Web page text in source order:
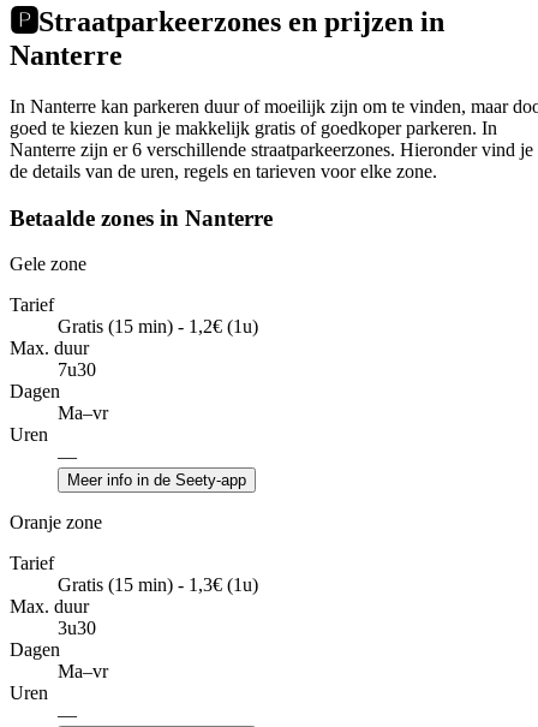
🅿️Straatparkeerzones en prijzen in
Nanterre
In Nanterre kan parkeren duur of moeilijk zijn om te vinden, maar
goed te kiezen kun je makkelijk gratis of goedkoper parkeren. In
Nanterre zijn er 6 verschillende straatparkeerzones. Hieronder vind je
de details van de uren, regels en tarieven voor elke zone.
Betaalde zones in Nanterre
Gele zone
Tarief
Gratis (15 min) - 1,2€ (1u)
Max. duur
7u30
Dagen
Ma–vr
Uren
—
Meer info in de Seety-app
Oranje zone
Tarief
Gratis (15 min) - 1,3€ (1u)
Max. duur
3u30
Dagen
Ma–vr
Uren
—